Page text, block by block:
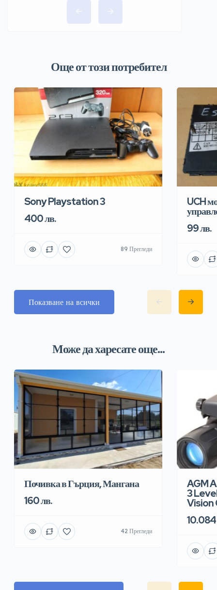
Още от този потребител
Sony Playstation 3
400 лв.
89 Прегледи
UCH
99 лв.
Показване на всички
Може да харесате още...
Почивка в Гърция, Мангана
160 лв.
42 Прегледи
AGM
3
Vision
10.084